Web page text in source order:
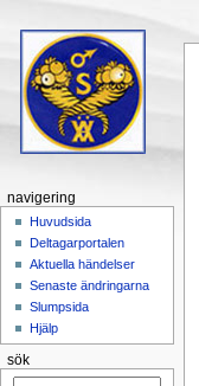
navigering
Huvudsida
Deltagarportalen
Aktuella händelser
Senaste ändringarna
Slumpsida
Hjälp
sök